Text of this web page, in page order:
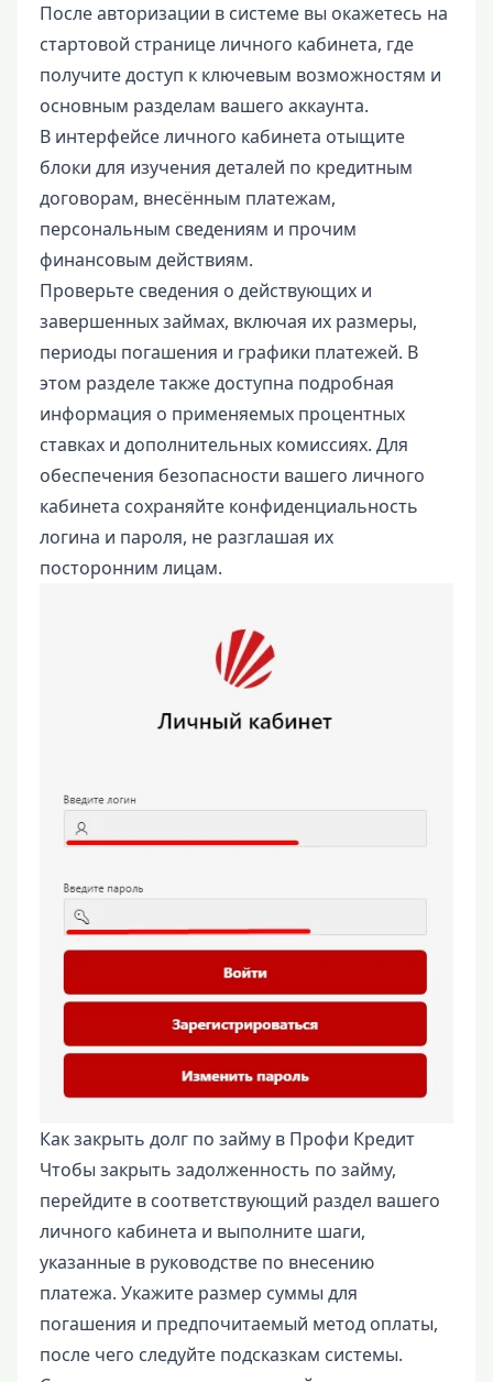
После авторизации в системе вы окажетесь на
стартовой странице личного кабинета, где
получите доступ к ключевым возможностям и
основным разделам вашего аккаунта.
В интерфейсе личного кабинета отыщите
блоки для изучения деталей по кредитным
договорам, внесённым платежам,
персональным сведениям и прочим
финансовым действиям.
Проверьте сведения о действующих и
завершенных займах, включая их размеры,
периоды погашения и графики платежей. В
этом разделе также доступна подробная
информация о применяемых процентных
ставках и дополнительных комиссиях. Для
обеспечения безопасности вашего личного
кабинета сохраняйте конфиденциальность
логина и пароля, не разглашая их
посторонним лицам.
Как закрыть долг по займу в Профи Кредит
Чтобы закрыть задолженность по займу,
перейдите в соответствующий раздел вашего
личного кабинета и выполните шаги,
указанные в руководстве по внесению
платежа. Укажите размер суммы для
погашения и предпочитаемый метод оплаты,
после чего следуйте подсказкам системы.